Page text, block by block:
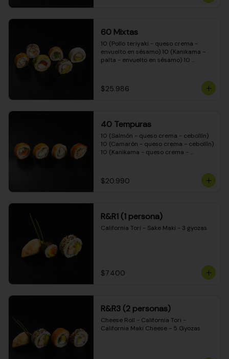
(Pimentón - queso crema - cebollín -
envuelto en masa tempura)
60 Mixtas
10 (Pollo teriyaki - queso crema -
envuelto en sésamo) 10 (Kanikama -
palta - envuelto en sésamo) 10
envuelto en queso crema) 10
(Camarón - queso crema - cebollín -
$25.986
40 Tempuras
10 (Salmón - queso crema - cebollín)
10 (Camarón - queso crema - cebollín)
10 (Kanikama - queso crema -
$20.990
R&R1 (1 persona)
California Tori - Sake Maki - 3 gyozas
$7.400
R&R3 (2 personas)
Cheese Roll - California Tori -
California Maki Cheese - 5 Gyozas